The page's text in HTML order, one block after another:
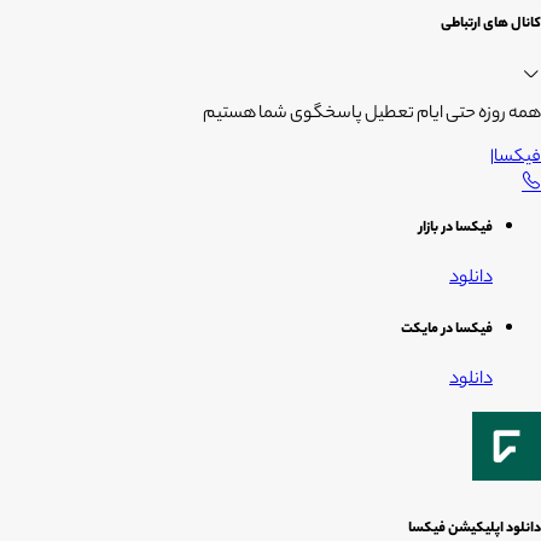
کانال های ارتباطی
همه روزه حتی ایام تعطیل پاسخگوی شما هستیم
فیکسا|
فیکسا در بازار
دانلود
فیکسا در مایکت
دانلود
دانلود اپلیکیشن فیکسا